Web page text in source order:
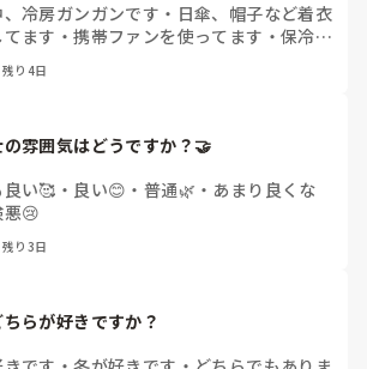
冷房ガンガンです ・ 日傘、帽子など着衣
ます ・携帯ファンを使ってます ・ 保冷剤
でいます
（コメントで教えて下さい）
残り4日
雰囲気はどうですか？🤝
い🥰 ・ 良い😊 ・ 普通🌿 ・ あまり良くな
悪😢
残り3日
らが好きですか？